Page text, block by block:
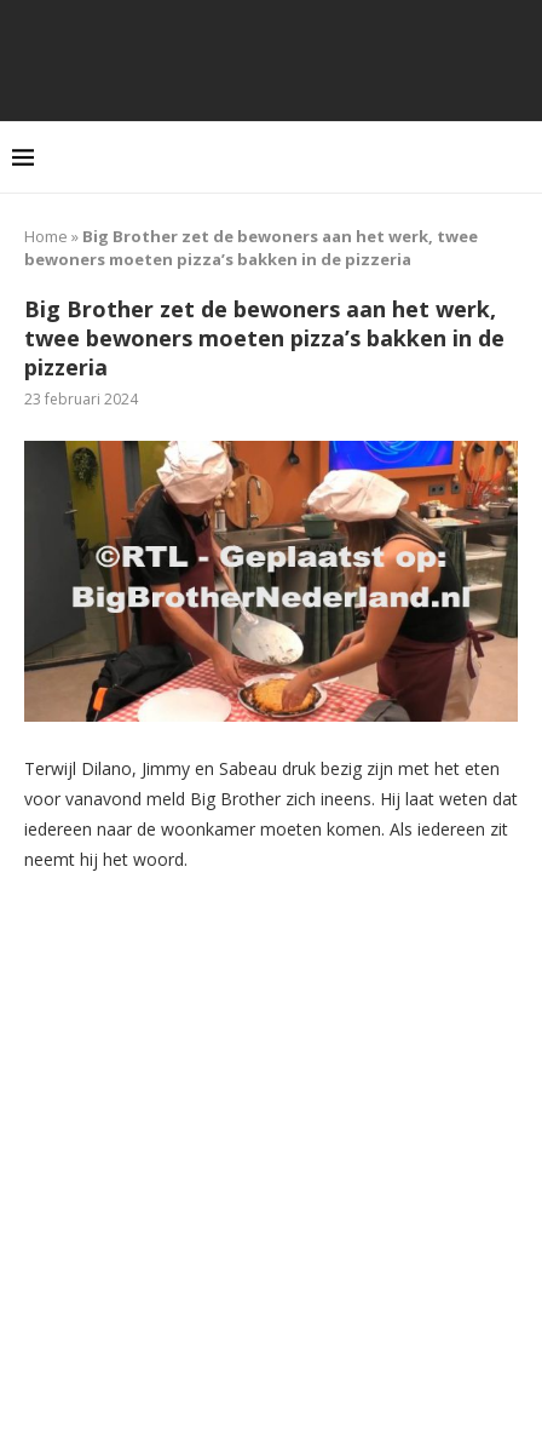
Home » Big Brother zet de bewoners aan het werk, twee
bewoners moeten pizza’s bakken in de pizzeria
Big Brother zet de bewoners aan het werk,
twee bewoners moeten pizza’s bakken in de
pizzeria
23 februari 2024
Terwijl Dilano, Jimmy en Sabeau druk bezig zijn met het eten
voor vanavond meld Big Brother zich ineens. Hij laat weten dat
iedereen naar de woonkamer moeten komen. Als iedereen zit
neemt hij het woord.